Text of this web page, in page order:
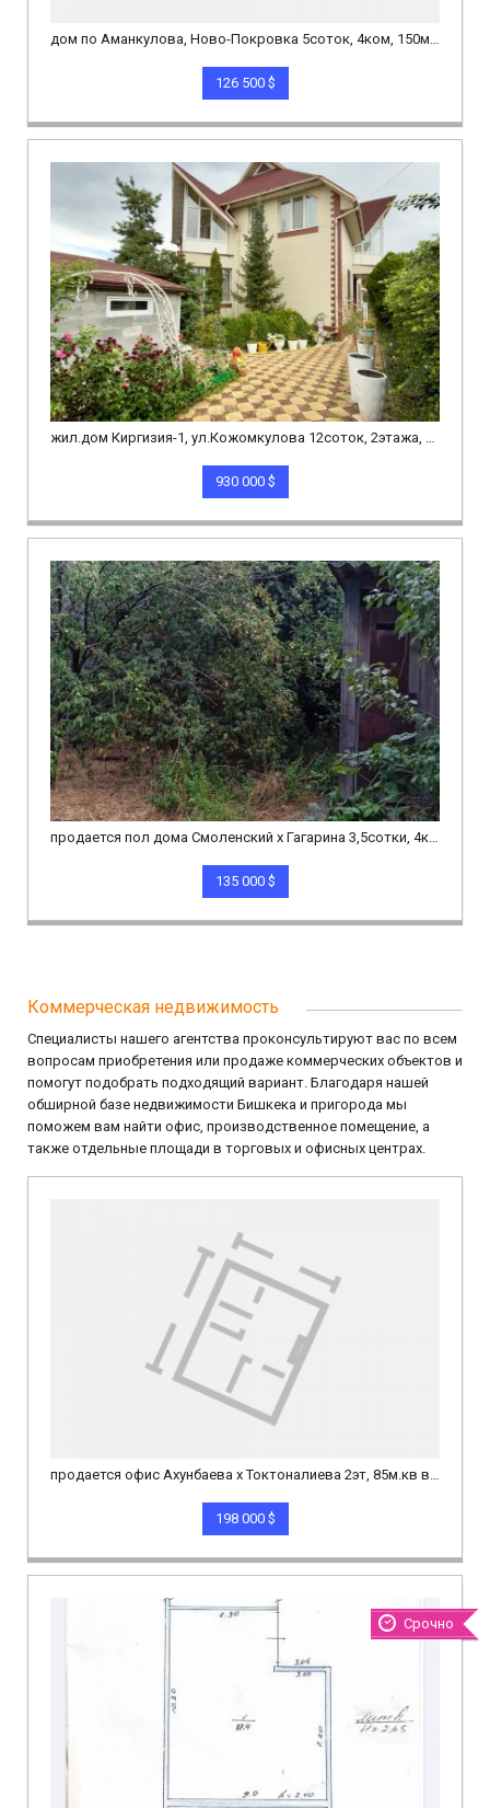
126 500 $
жил.дом Киргизия-1, ул.Кожомкулова 12соток, 2этажа, 6ком, 207,2м.кв хор сост
930 000 $
135 000 $
Коммерческая недвижимость
Специалисты нашего агентства проконсультируют вас по всем
вопросам приобретения или продаже коммерческих объектов и
помогут подобрать подходящий вариант. Благодаря нашей
обширной базе недвижимости Бишкека и пригорода мы
поможем вам найти офис, производственное помещение, а
также отдельные площади в торговых и офисных центрах.
198 000 $
Срочно